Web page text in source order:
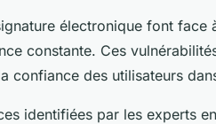
électronique font face
constante. Ces
confiance des utilisateurs
identifiées par les experts